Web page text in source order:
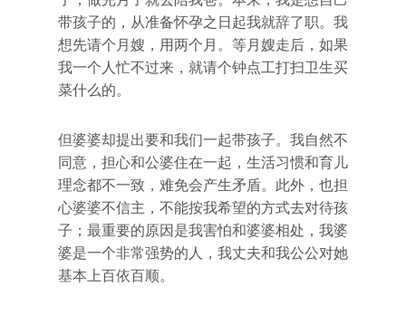
带孩子的，从准备怀孕之日起我就辞了职。我
想先请个月嫂，用两个月。等月嫂走后，如果
我一个人忙不过来，就请个钟点工打扫卫生买
菜什么的。
但婆婆却提出要和我们一起带孩子。我自然不
同意，担心和公婆住在一起，生活习惯和育儿
理念都不一致，难免会产生矛盾。此外，也担
心婆婆不信主，不能按我希望的方式去对待孩
子；最重要的原因是我害怕和婆婆相处，我婆
婆是一个非常强势的人，我丈夫和我公公对她
基本上百依百顺。